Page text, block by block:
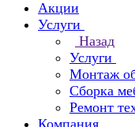
Акции
Услуги
Назад
Услуги
Монтаж
Сборка
Ремонт
Компания